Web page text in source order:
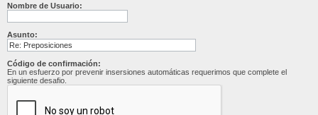
Nombre de Usuario:
Asunto:
Código de confirmación:
En un esfuerzo por prevenir insersiones automáticas requerimos que complete el
siguiente desafio.